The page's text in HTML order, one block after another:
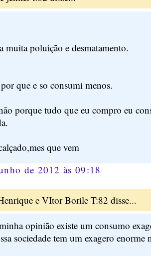
muita poluição e desmatamento.
que e so consumi menos.
porque tudo que eu compro eu
que vem
de 2012 às 09:18
e VItor Borile T:82 disse...
opinião existe um consumo
sociedade tem um exagero enorme